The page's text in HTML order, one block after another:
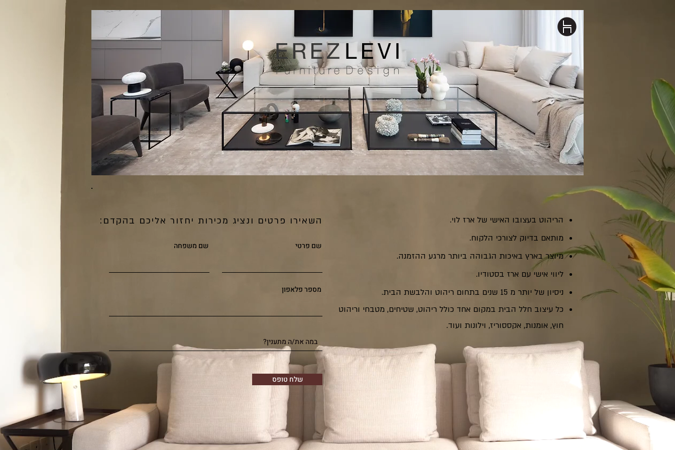
השאירו פרטים ונציג מכירות יחזור אליכם בהקדם:
שם משפחה שם פרטי
מספר פלאפון
שלח טופס
הריהוט בעצובו האישי של ארז לוי.
מותאם בדיוק לצורכי הלקוח.
מיוצר בארץ באיכות הגבוהה ביותר מרגע ההזמנה.
ליווי אישי עם ארז בסטודיו.
ניסיון של יותר מ 15 שנים בתחום ריהוט והלבשת הבית.
כל עיצוב חלל הבית במקום אחד כולל ריהוט, שטיחים, מטבחי וריהוט
חוץ, אומנות, אקססוריז, וילונות ועוד.